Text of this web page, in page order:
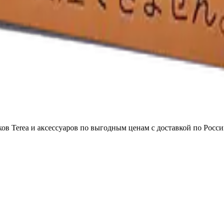
Terea и аксессуаров по выгодным ценам с доставкой по